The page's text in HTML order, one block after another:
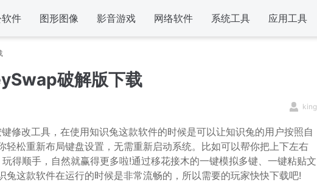
件 图形图像 影音游戏 网络软件 系统工具 应用工具
破解版下载
king
修改工具，在使用知识兔这款软件的时候是可以让知识兔的用户按照自
松重新布局键盘设置，无需重新启动系统。比如可以帮你把上下左右
得顺手，自然就赢得更多啦!通过移花接木的一键模拟多键、一键粘贴文
这款软件在运行的时候是非常流畅的，所以需要的玩家快快下载吧!